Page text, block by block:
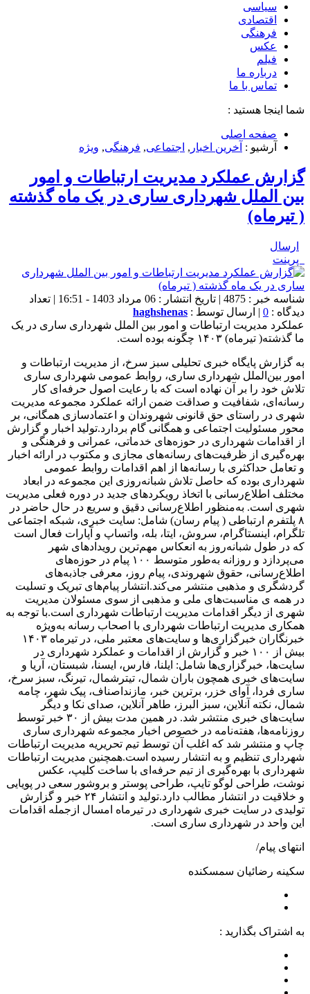
سیاسی
اقتصادی
فرهنگی
عکس
فیلم
درباره ما
تماس با ما
شما اینجا هستید :
صفحه اصلی
آرشیو : آخرین اخبار , اجتماعی, فرهنگی, ویژه
گزارش عملکرد مدیریت ارتباطات و امور
بین الملل شهرداری ساری در یک ماه گذشته
( تیرماه)
ارسال
پرینت
شناسه خبر : 4875 | تاریخ انتشار : 06 مرداد 1403 - 16:51 | تعداد
دیدگاه : 0 | ارسال توسط : haghshenas
عملکرد مدیریت ارتباطات و امور بین الملل شهرداری ساری در یک
ما گذشته( تیرماه) ۱۴۰۳ چگونه بوده است.
به گزارش پایگاه خبری تحلیلی سبز سرخ، از مدیریت ارتباطات و
امور بین‌الملل شهرداری ساری، روابط عمومی شهرداری ساری
تلاش خود را بر آن نهاده است که با رعایت اصول حرفه‌ای کار
رسانه‌ای، شفافیت و صداقت ضمن ارائه عملکرد مجموعه مدیریت
شهری در راستای حق قانونی شهروندان و اعتمادسازی همگانی، بر
محور مسئولیت اجتماعی و همگانی گام بردارد.تولید اخبار و گزارش
از اقدامات شهرداری در حوزه‌های خدماتی، عمرانی و فرهنگی و
بهره‌گیری از ظرفیت‌های رسانه‌های مجازی و مکتوب در ارائه اخبار
و تعامل حداکثری با رسانه‌ها از اهم اقدامات روابط عمومی
شهرداری بوده که حاصل تلاش شبانه‌روزی این مجموعه در ابعاد
مختلف اطلاع‌رسانی با اتخاذ رویکردهای جدید در دوره فعلی مدیریت
شهری است. به‌منظور اطلاع‌رسانی دقیق و سریع در حال حاضر در
۸ پلتفرم ارتباطی ( پیام رسان) شامل: سایت خبری، شبکه اجتماعی
تلگرام، اینستاگرام، سروش، ایتا، بله، واتساپ و آپارات فعال است
که در طول شبانه‌روز به انعکاس مهم‌ترین رویدادهای شهر
می‌پردازد و روزانه به‌طور متوسط ۱۰۰ پیام در حوزه‌های
اطلاع‌رسانی، حقوق شهروندی، پیام روز، معرفی جاذبه‌های
گردشگری و مذهبی منتشر می‌کند.انتشار پیام‌های تبریک و تسلیت
در همه ی مناسبت‌های ملی و مذهبی از سوی مسئولان مدیریت
شهری از دیگر اقدامات مدیریت ارتباطات شهرداری است.با توجه به
همکاری مدیریت ارتباطات شهرداری با اصحاب رسانه به‌ویژه
خبرنگاران خبرگزاری‌ها و سایت‌های معتبر ملی، در تیرماه ۱۴۰۳
بیش از ۱۰۰ خبر و گزارش از اقدامات و عملکرد شهرداری در
سایت‌ها، خبرگزاری‌ها شامل: ایلنا، فارس، ایسنا، شبستان، آریا و
سایت‌های خبری همچون باران شمال، تیترشمال، تیرنگ، سبز سرخ،
ساری فردا، آوای خزر، برترین خبر، مازنداصناف، پیک شهر، چامه
شمال، نکته آنلاین، سبز البرز، طاهر آنلاین، صدای نکا و دیگر
سایت‌های خبری منتشر شد. در همین مدت بیش از ۳۰ خبر توسط
روزنامه‌ها، هفته‌نامه در خصوص اخبار مجموعه شهرداری ساری
چاپ و منتشر شد که اغلب آن توسط تیم تحریریه مدیریت ارتباطات
شهرداری تنظیم و به انتشار رسیده است.همچنین مدیریت ارتباطات
شهرداری با بهره‌گیری از تیم حرفه‌ای با ساخت کلیپ، عکس
نوشت، طراحی لوگو تایپ، طراحی پوستر و بروشور سعی در پویایی
و خلاقیت در انتشار مطالب دارد.تولید و انتشار ۲۴ خبر و گزارش
تولیدی در سایت خبری شهرداری در تیرماه امسال ازجمله اقدامات
این واحد در شهرداری ساری است.
انتهای پیام/
سکینه رضائیان سمسکنده
به اشتراک بگذارید :